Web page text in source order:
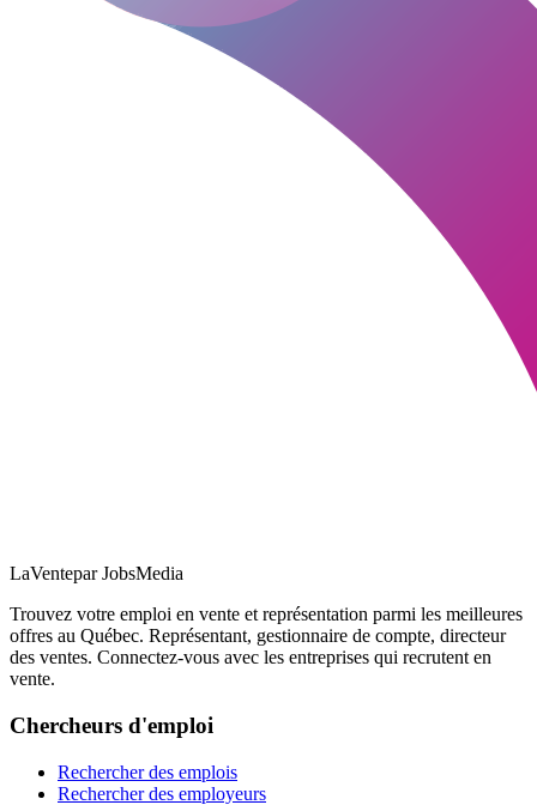
LaVentepar JobsMedia
Trouvez votre emploi en vente et représentation parmi les meilleures
offres au Québec. Représentant, gestionnaire de compte, directeur
des ventes. Connectez-vous avec les entreprises qui recrutent en
vente.
Chercheurs d'emploi
Rechercher des emplois
Rechercher des employeurs